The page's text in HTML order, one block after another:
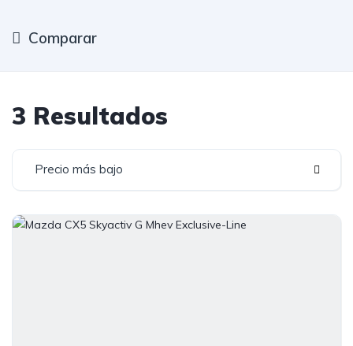
Comparar
3 Resultados
Precio más bajo